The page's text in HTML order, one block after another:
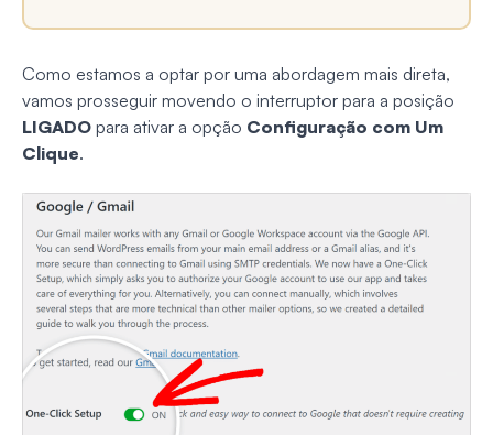
Como estamos a optar por uma abordagem mais direta,
vamos prosseguir movendo o interruptor para a posição
LIGADO para ativar a opção Configuração com Um
Clique.